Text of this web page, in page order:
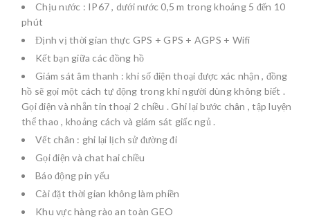
Chịu nước : IP67 , dưới nước 0,5 m trong khoảng 5 đến 10
phút
Định vị thời gian thực GPS + GPS + AGPS + Wifi
Kết bạn giữa các đồng hồ
Giám sát âm thanh : khi số điện thoại được xác nhận , đồng
hồ sẽ gọi một cách tự động trong khi người dùng không biết .
Gọi điện và nhắn tin thoại 2 chiều . Ghi lại bước chân , tập luyện
thể thao , khoảng cách và giám sát giấc ngủ .
Vết chân : ghi lại lịch sử đường đi
Gọi điện và chat hai chiều
Báo động pin yếu
Cài đặt thời gian không làm phiền
Khu vực hàng rào an toàn GEO